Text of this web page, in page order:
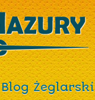
Blog Żeglarski